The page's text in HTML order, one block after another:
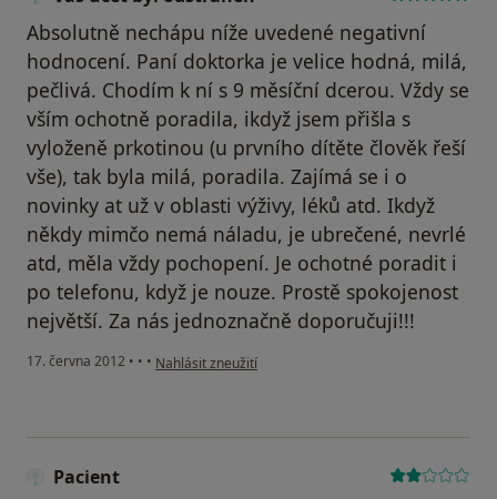
Absolutně nechápu níže uvedené negativní
hodnocení. Paní doktorka je velice hodná, milá,
pečlivá. Chodím k ní s 9 měsíční dcerou. Vždy se
vším ochotně poradila, ikdyž jsem přišla s
vyloženě prkotinou (u prvního dítěte člověk řeší
vše), tak byla milá, poradila. Zajímá se i o
novinky at už v oblasti výživy, léků atd. Ikdyž
někdy mimčo nemá náladu, je ubrečené, nevrlé
atd, měla vždy pochopení. Je ochotné poradit i
po telefonu, když je nouze. Prostě spokojenost
největší. Za nás jednoznačně doporučuji!!!
17. června 2012 • • • podle názoru uživatele Váš účet byl odstraněn
Nahlásit zneužití
Pacient